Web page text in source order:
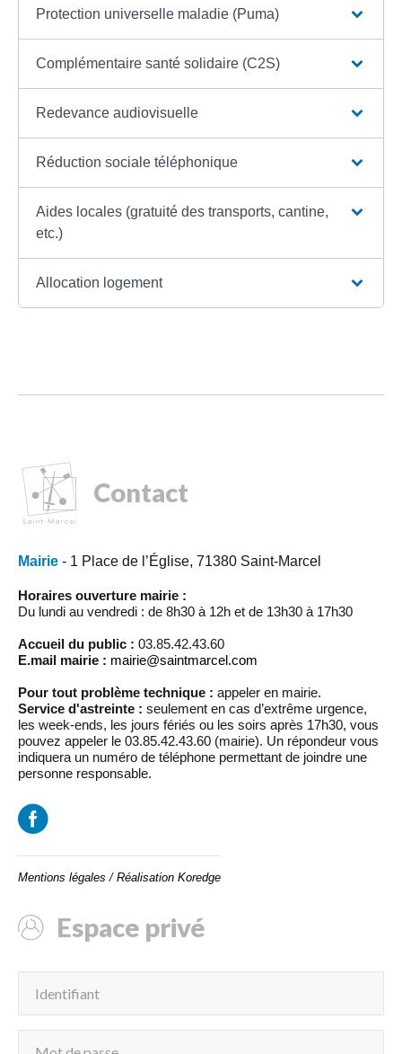
Protection universelle maladie (Puma)
Complémentaire santé solidaire (C2S)
Redevance audiovisuelle
Réduction sociale téléphonique
Aides locales (gratuité des transports, cantine,
etc.)
Allocation logement
Contact
Mairie - 1 Place de l’Église, 71380 Saint-Marcel
Horaires ouverture mairie :
Du lundi au vendredi : de 8h30 à 12h et de 13h30 à 17h30
Accueil du public : 03.85.42.43.60
E.mail mairie : mairie@saintmarcel.com
Pour tout problème technique : appeler en mairie.
Service d'astreinte : seulement en cas d’extrême urgence,
les week-ends, les jours fériés ou les soirs après 17h30, vous
pouvez appeler le 03.85.42.43.60 (mairie). Un répondeur vous
indiquera un numéro de téléphone permettant de joindre une
personne responsable.
Mentions légales / Réalisation Koredge
Espace privé